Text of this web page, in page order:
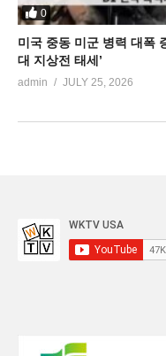
0
미국 중동 미군 병력 대폭
대 지상전 태세’
admin JULY 25, 2026